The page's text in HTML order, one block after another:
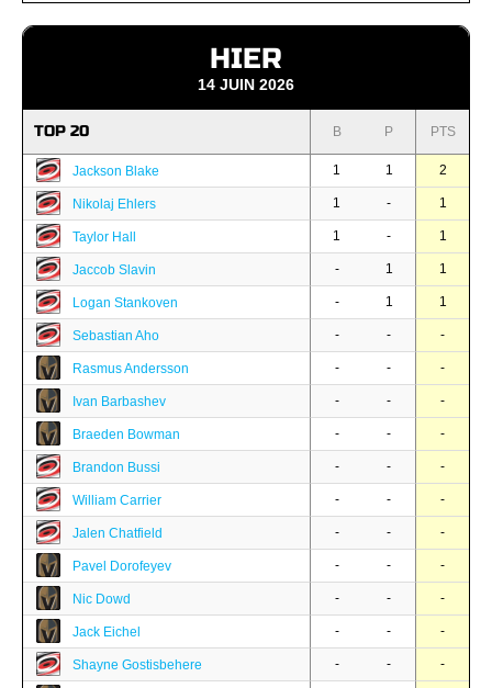
HIER
14 JUIN 2026
TOP 20 B P PTS
Jackson Blake 1 1 2
Nikolaj Ehlers 1 - 1
Taylor Hall 1 - 1
Jaccob Slavin - 1 1
Logan Stankoven - 1 1
Sebastian Aho - - -
Rasmus Andersson - - -
Ivan Barbashev - - -
Braeden Bowman - - -
Brandon Bussi - - -
William Carrier - - -
Jalen Chatfield - - -
Pavel Dorofeyev - - -
Nic Dowd - - -
Jack Eichel - - -
Shayne Gostisbehere - - -